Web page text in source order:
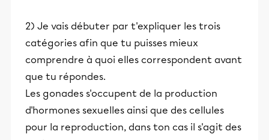
éducative.
2) Je vais débuter par t'expliquer les trois
catégories afin que tu puisses mieux
comprendre à quoi elles correspondent avant
que tu répondes.
Les gonades s'occupent de la production
d'hormones sexuelles ainsi que des cellules
pour la reproduction, dans ton cas il s'agit des